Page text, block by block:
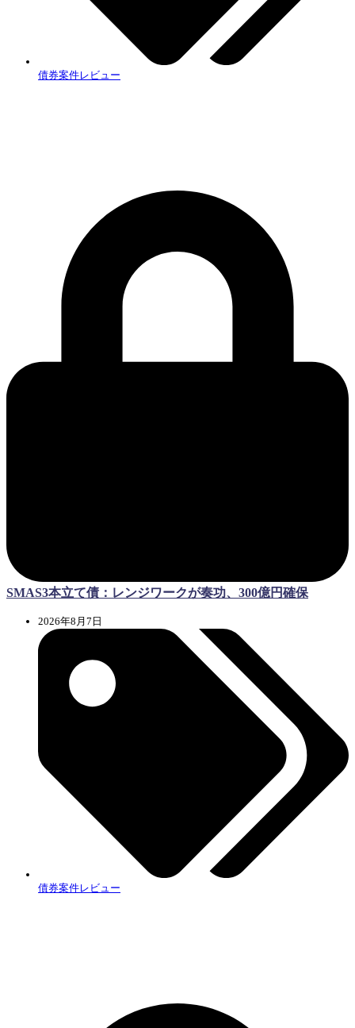
債券案件レビュー
SMAS3本立て債：レンジワークが奏功、300億円確保
2026年8月7日
債券案件レビュー